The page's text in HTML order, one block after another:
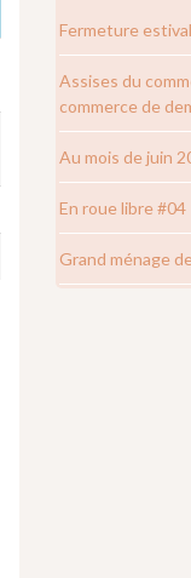
Fermeture
Assises du
commerce de
Au mois de juin
En roue libre #04
Grand ménage